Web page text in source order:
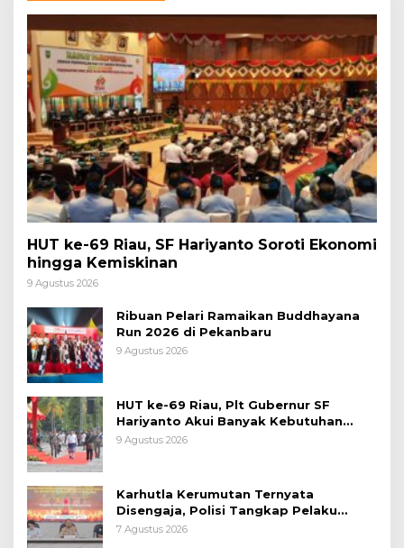
HUT ke-69 Riau, SF Hariyanto Soroti Ekonomi
hingga Kemiskinan
9 Agustus 2026
Ribuan Pelari Ramaikan Buddhayana
Run 2026 di Pekanbaru
9 Agustus 2026
HUT ke-69 Riau, Plt Gubernur SF
Hariyanto Akui Banyak Kebutuhan
Warga Belum Terpenuhi
9 Agustus 2026
Karhutla Kerumutan Ternyata
Disengaja, Polisi Tangkap Pelaku
Pembakar Lahan
7 Agustus 2026